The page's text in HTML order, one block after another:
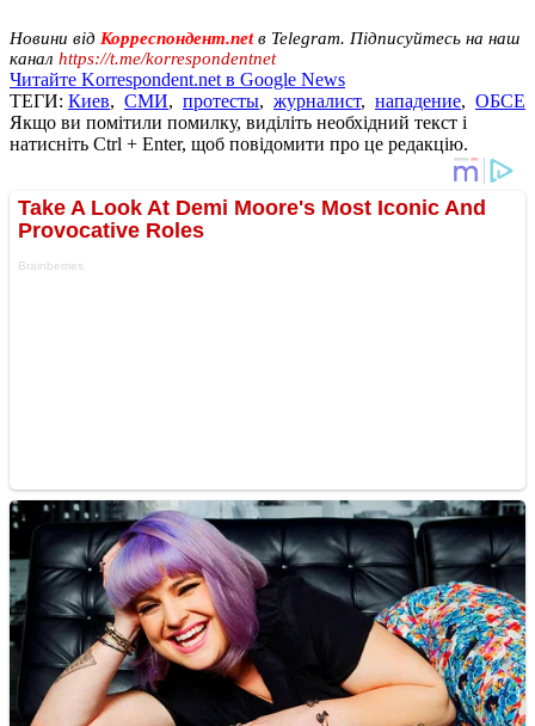
Новини від Корреспондент.net в Telegram. Підписуйтесь на наш
канал https://t.me/korrespondentnet
Читайте Korrespondent.net в Google News
ТЕГИ: Киев, СМИ, протесты, журналист, нападение, ОБСЕ
Якщо ви помітили помилку, виділіть необхідний текст і
натисніть Ctrl + Enter, щоб повідомити про це редакцію.